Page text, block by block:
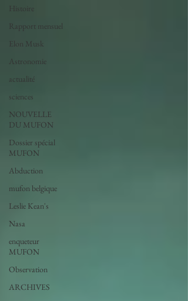
Histoire
Rapport mensuel
Elon Musk
Astronomie
actualité
sciences
NOUVELLE
DU MUFON
Dossier spécial
MUFON
Abduction
mufon belgique
Leslie Kean's
Nasa
enqueteur
MUFON
Observation
ARCHIVES